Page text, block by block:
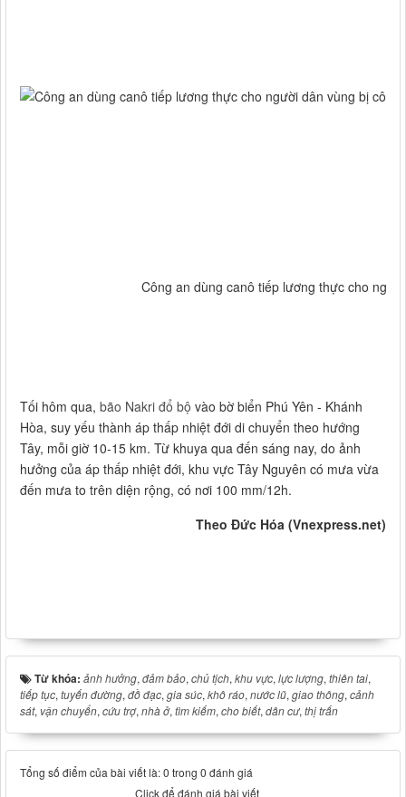
Công an dùng canô tiếp lương thực cho
Tối hôm qua, bão Nakri đổ bộ vào bờ biển Phú Yên - Khánh
Hòa, suy yếu thành áp thấp nhiệt đới di chuyển theo hướng
Tây, mỗi giờ 10-15 km. Từ khuya qua đến sáng nay, do ảnh
hưởng của áp thấp nhiệt đới, khu vực Tây Nguyên có mưa vừa
đến mưa to trên diện rộng, có nơi 100 mm/12h.
Theo Đức Hóa (Vnexpress.net)
Từ khóa: ảnh hưởng, đảm bảo, chủ tịch, khu vực, lực lượng, thiên tai,
tiếp tục, tuyến đường, đồ đạc, gia súc, khô ráo, nước lũ, giao thông, cảnh
sát, vận chuyển, cứu trợ, nhà ở, tìm kiếm, cho biết, dân cư, thị trấn
Tổng số điểm của bài viết là: 0 trong 0 đánh giá
Click để đánh giá bài viết